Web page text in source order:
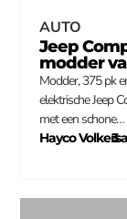
AUTO
Jeep
modder
Modder, 375 pk
elektrische Jeep
met een schone…
Hayco Volkers
–
3